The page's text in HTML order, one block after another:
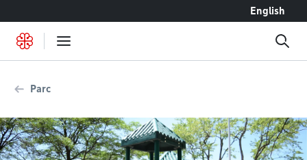
English
Parc